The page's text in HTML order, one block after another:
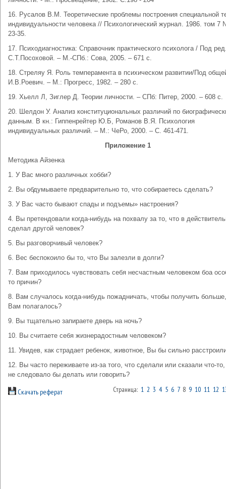
16. Русалов В.М. Теоретические проблемы построения специальной
индивидуальности человека // Психологический журнал. 1986. том
23-35.
17. Психодиагностика: Справочник практического психолога / Под
С.Т.Посоховой. – М.-СПб.: Сова, 2005. – 671 с.
18. Стреляу Я. Роль темперамента в психическом развитии/Под
И.В.Роевич. – М.: Прогресс, 1982. – 280 с.
19. Хьелл Л, Зиглер Д. Теории личности. – СПб: Питер, 2000. – 608 с.
20. Шелдон У. Анализ конституциональных различий по
данным. В кн.: Гиппенрейтер Ю.Б, Романов В.Я. Психология
индивидуальных различий. – М.: ЧеРо, 2000. – С. 461-471.
Приложение 1
Методика Айзенка
1. У Вас много различных хобби?
2. Вы обдумываете предварительно то, что собираетесь сделать?
3. У Вас часто бывают спады и подъемы» настроения?
4. Вы претендовали когда-нибудь на похвалу за то, что в
сделал другой человек?
5. Вы разговорчивый человек?
6. Вес беспокоило бы то, что Вы залезли в долги?
7. Вам приходилось чувствовать себя несчастным человеком боа
то причин?
8. Вам случалось когда-нибудь пожадничать, чтобы получить
Вам полагалось?
9. Вы тщательно запираете дверь на ночь?
10. Вы считаете себя жизнерадостным человеком?
11. Увидев, как страдает ребенок, животное, Вы бы сильно
12. Вы часто переживаете из-за того, что сделали или сказали что-то,
не следовало бы делать или говорить?
Скачать реферат Страница: 1 2 3 4 5 6 78 9 10 11 12